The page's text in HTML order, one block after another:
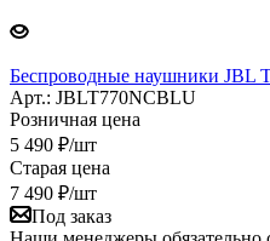
Беспроводные наушники JBL
Арт.: JBLT770NCBLU
Розничная цена
5 490 ₽/шт
Старая цена
7 490 ₽/шт
Под заказ